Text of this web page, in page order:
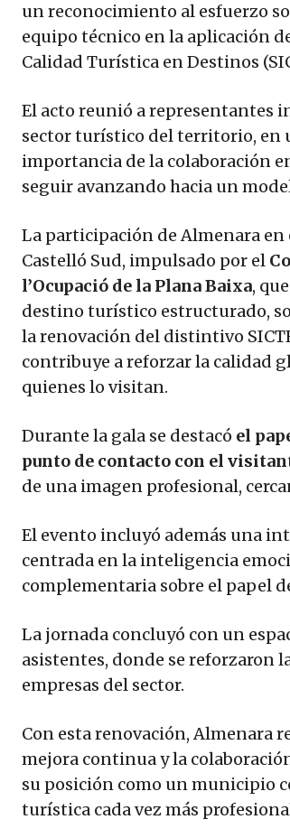
un reconocimiento al esfuerzo
equipo técnico en la aplicación
Calidad Turística en Destinos
El acto reunió a representantes
sector turístico del territorio, en
importancia de la colaboración
seguir avanzando hacia un
La participación de Almenara en
Castelló Sud, impulsado por el
l’Ocupació de la Plana Baixa,
destino turístico estructurado,
la renovación del distintivo
contribuye a reforzar la calidad
quienes lo visitan.
Durante la gala se destacó el
punto de contacto con el
de una imagen profesional,
El evento incluyó además una
centrada en la inteligencia
complementaria sobre el papel
La jornada concluyó con un
asistentes, donde se reforzaron
empresas del sector.
Con esta renovación, Almenara
mejora continua y la
su posición como un municipio
turística cada vez más